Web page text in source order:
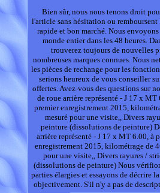
Bien sûr, nous nous tenons droit
l'article sans hésitation ou
rapide et bon marché. Nous
monde entier dans les 48 heures.
trouverez toujours de nouvelles
nombreuses marques connues. Nous
les pièces de rechange pour les
serions heureux de vous conseiller
offertes. Avez-vous des questions sur
de roue arrière représenté - J 17 x
premier enregistrement 2015,
mesuré pour une visite,, Divers
peinture (dissolutions de peinture)
arrière représenté - J 17 x MT 6.00, à
enregistrement 2015, kilométrage de
pour une visite,, Divers rayures /
(dissolutions de peinture) Nous
parties élargies et essayons de décrire
objectivement. S'il n'y a pas de